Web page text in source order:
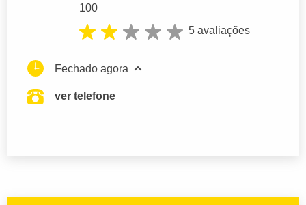
100
5 avaliações
Fechado agora
ver telefone